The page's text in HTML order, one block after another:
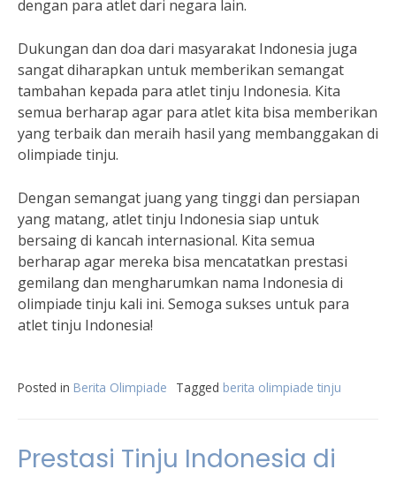
dengan para atlet dari negara lain.
Dukungan dan doa dari masyarakat Indonesia juga
sangat diharapkan untuk memberikan semangat
tambahan kepada para atlet tinju Indonesia. Kita
semua berharap agar para atlet kita bisa memberikan
yang terbaik dan meraih hasil yang membanggakan di
olimpiade tinju.
Dengan semangat juang yang tinggi dan persiapan
yang matang, atlet tinju Indonesia siap untuk
bersaing di kancah internasional. Kita semua
berharap agar mereka bisa mencatatkan prestasi
gemilang dan mengharumkan nama Indonesia di
olimpiade tinju kali ini. Semoga sukses untuk para
atlet tinju Indonesia!
Posted in Berita Olimpiade Tagged berita olimpiade tinju
Prestasi Tinju Indonesia di